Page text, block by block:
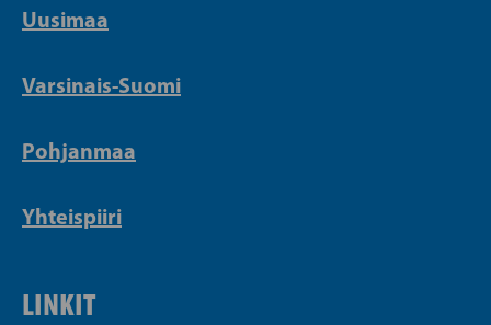
Uusimaa
Varsinais-Suomi
Pohjanmaa
Yhteispiiri
LINKIT